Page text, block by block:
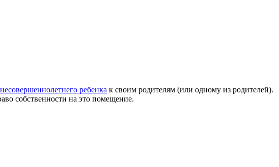
ребенка к своим родителям (или одному из родителей).
собственности на это помещение.